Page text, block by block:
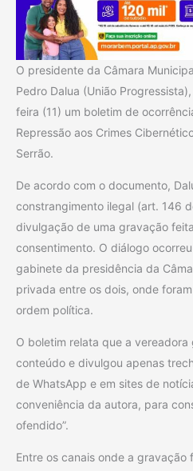
O presidente da Câmara
Pedro Dalua (União
feira (11) um boletim de
Repressão aos Crimes
Serrão.
De acordo com o documento,
constrangimento ilegal (art. 146
divulgação de uma gravação
consentimento. O diálogo
gabinete da presidência da
privada entre os dois, onde
ordem política.
O boletim relata que a
conteúdo e divulgou apenas
de WhatsApp e em sites de
conveniência da autora, para
ofendido”.
Entre os canais onde a